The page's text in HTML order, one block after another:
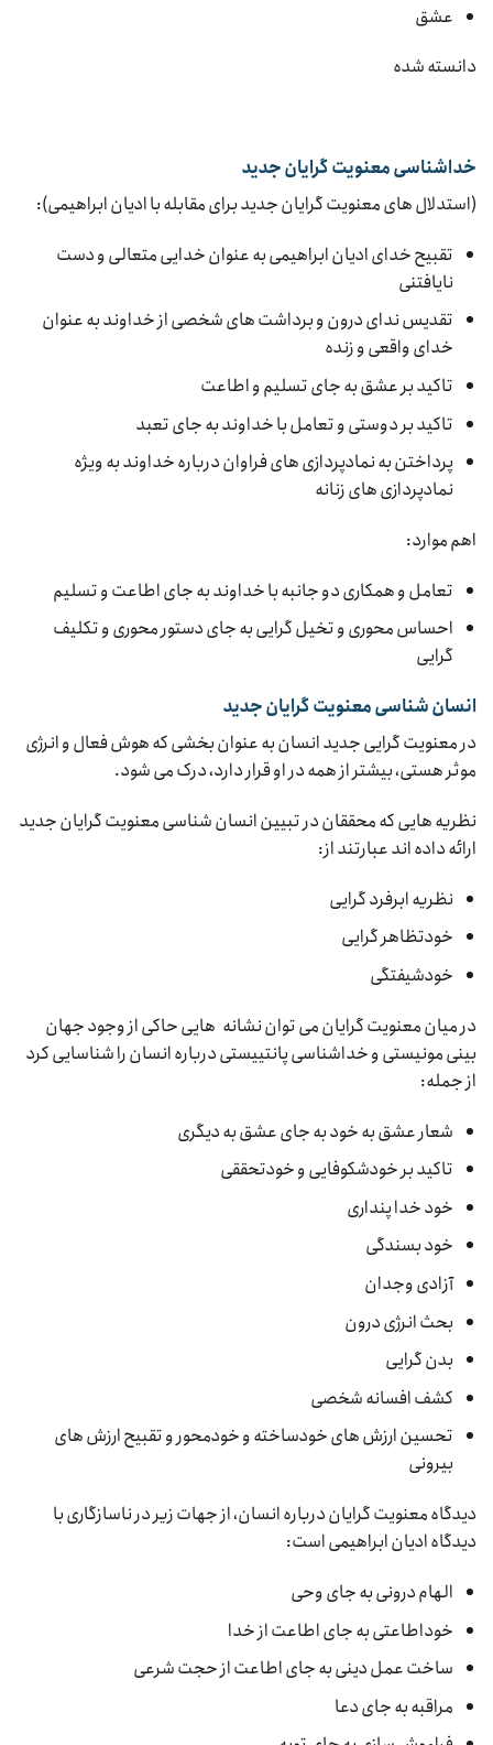
عشق
دانسته شده
خداشناسی معنویت گرایان جدید
(استدلال های معنویت گرایان جدید برای مقابله با ادیان ابراهیمی):
تقبیح خدای ادیان ابراهیمی به عنوان خدایی متعالی و دست
نایافتنی
تقدیس ندای درون و برداشت های شخصی از خداوند به عنوان
خدای واقعی و زنده
تاکید بر عشق به جای تسلیم و اطاعت
تاکید بر دوستی و تعامل با خداوند به جای تعبد
پرداختن به نمادپردازی های فراوان درباره خداوند به ویژه
نمادپردازی های زنانه
اهم موارد:
تعامل و همکاری دو جانبه با خداوند به جای اطاعت و تسلیم
احساس محوری و تخیل گرایی به جای دستور محوری و تکلیف
گرایی
انسان شناسی معنویت گرایان جدید
در معنویت گرایی جدید انسان به عنوان بخشی که هوش فعال و انرژی
موثر هستی، بیشتر از همه در او قرار دارد، درک می شود.
نظریه هایی که محققان در تبیین انسان شناسی معنویت گرایان جدید
ارائه داده اند عبارتند از:
نظریه ابرفرد گرایی
خودتظاهر گرایی
خودشیفتگی
در میان معنویت گرایان می توان نشانه هایی حاکی از وجود جهان
بینی مونیستی و خداشناسی پانتییستی درباره انسان را شناسایی کرد
از جمله:
شعار عشق به خود به جای عشق به دیگری
تاکید بر خودشکوفایی و خودتحققی
خود خدا پنداری
خود بسندگی
آزادی وجدان
بحث انرژی درون
بدن گرایی
کشف افسانه شخصی
تحسین ارزش های خودساخته و خودمحور و تقبیح ارزش های
بیرونی
دیدگاه معنویت گرایان درباره انسان، از جهات زیر در ناسازگاری با
دیدگاه ادیان ابراهیمی است:
الهام درونی به جای وحی
خوداطاعتی به جای اطاعت از خدا
ساخت عمل دینی به جای اطاعت از حجت شرعی
مراقبه به جای دعا